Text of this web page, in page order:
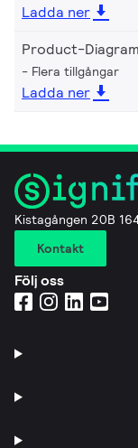
Ladda ner
Product-
Flera tillgångar
Ladda ner
Kistagången 20B
Kontakt
Följ oss